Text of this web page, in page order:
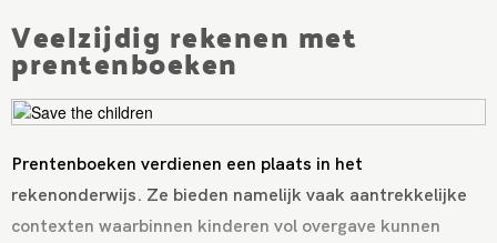
Veelzijdig rekenen met
prentenboeken
Prentenboeken verdienen een plaats in het
rekenonderwijs. Ze bieden namelijk vaak aantrekkelijke
contexten waarbinnen kinderen vol overgave kunnen